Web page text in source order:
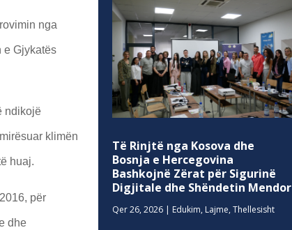
nga
e Gjykatës
ndikojë
klimën
huaj.
për
dhe
Të Rinjtë nga Kosova dhe
Bosnja e Hercegovina
Bashkojnë Zërat për Sigurinë
Digjitale dhe Shëndetin Mendor
Qer 26, 2026 | Edukim, Lajme,Thellesisht